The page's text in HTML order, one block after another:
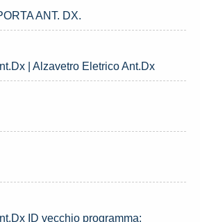
ANT. DX.
| Alzavetro Eletrico Ant.Dx
ID vecchio programma: